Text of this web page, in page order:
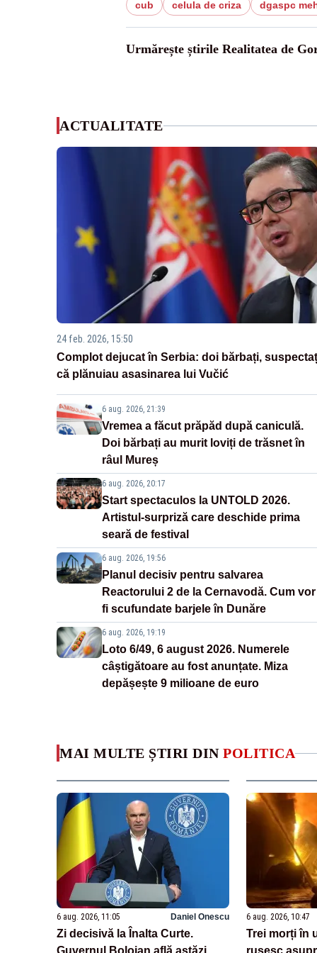
cub celula de criza dgaspc
Urmărește știrile Realitatea de
ACTUALITATE
24 feb. 2026, 15:50
Complot dejucat în Serbia: doi bărbați,
că plănuiau asasinarea lui Vučić
6 aug. 2026, 21:39
Vremea a făcut prăpăd după caniculă.
Doi bărbați au murit loviți de trăsnet în
râul Mureș
6 aug. 2026, 20:17
Start spectaculos la UNTOLD 2026.
Artistul-surpriză care deschide prima
seară de festival
6 aug. 2026, 19:56
Planul decisiv pentru salvarea
Reactorului 2 de la Cernavodă. Cum vor
fi scufundate barjele în Dunăre
6 aug. 2026, 19:19
Loto 6/49, 6 august 2026. Numerele
câștigătoare au fost anunțate. Miza
depășește 9 milioane de euro
MAI MULTE ȘTIRI DIN POLITICA
6 aug. 2026, 11:05 Daniel Onescu
Zi decisivă la Înalta Curte.
Guvernul Bolojan află astăzi
6 aug. 2026, 10:47
Trei morți în
rusesc